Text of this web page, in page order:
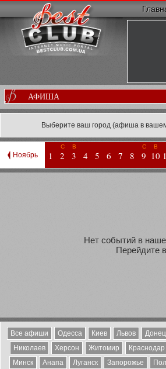
АФИША
Выберите ваш город (афиша в
Ноябрь 1
С
2
В
3 4 5 6 7 8
С
9
В
10
Нет событий в
Перейдите
Все афиши Одесса Киев Львов
Николаев
Херсон Житомир
Минск
Анапа Луганск Запорожье